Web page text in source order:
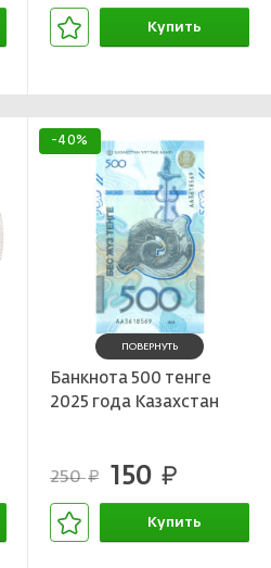
Купить
-40%
ПОВЕРНУТЬ
Банкнота 500 тенге
2025 года Казахстан
250руб. 150 руб.
Купить